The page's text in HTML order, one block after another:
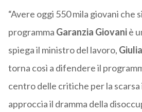
“Avere oggi 550 mila giovani che
programma Garanzia Giovaniè
spiega il ministro del lavoro,
torna così a difendere il
centro delle critiche per la
approccia il dramma della